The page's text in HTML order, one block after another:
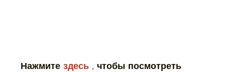
Нажмитездесь , чтобы посмотреть